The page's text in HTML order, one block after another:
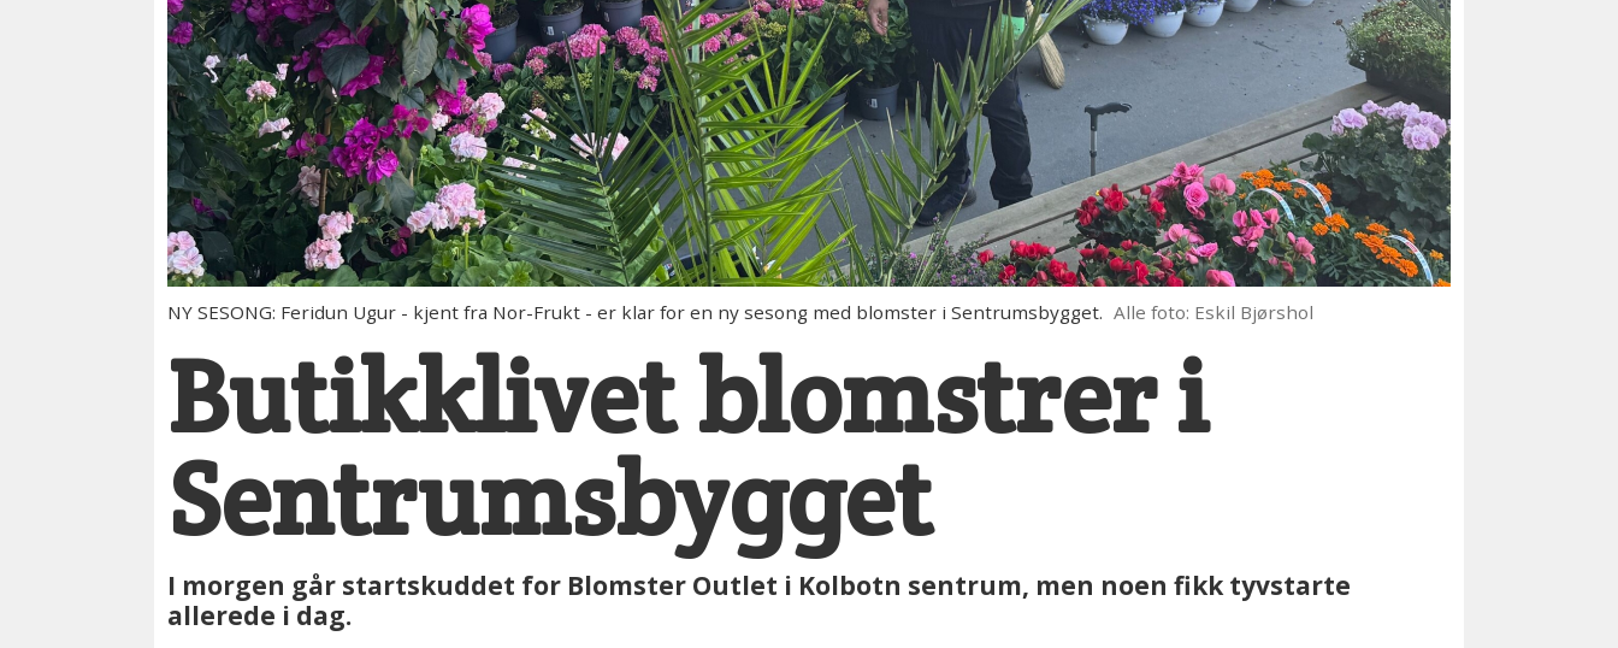
NY SESONG: Feridun Ugur - kjent fra Nor-Frukt - er klar for en ny sesong med blomster i Sentrumsbygget. Alle foto: Eskil Bjørshol
Butikklivet blomstrer i
Sentrumsbygget
I morgen går startskuddet for Blomster Outlet i Kolbotn sentrum, men noen fikk tyvstarte
allerede i dag.